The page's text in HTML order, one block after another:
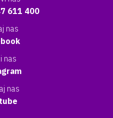
611 400
nas
nas
nas